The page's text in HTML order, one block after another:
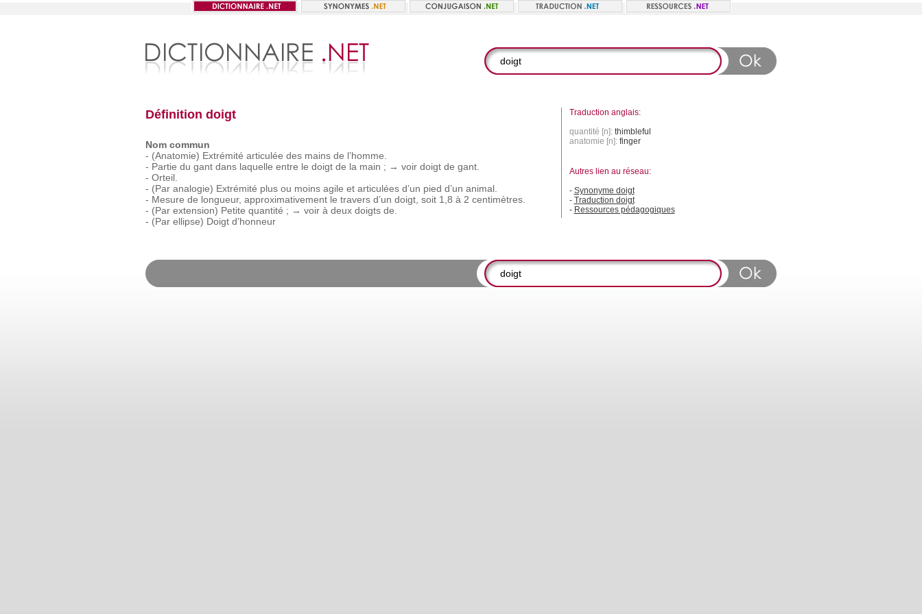
Définition doigt
Nom commun
- (Anatomie) Extrémité articulée des mains de l’homme.
- Partie du gant dans laquelle entre le doigt de la main ; → voir doigt de gant.
- Orteil.
- (Par analogie) Extrémité plus ou moins agile et articulées d’un pied d’un animal.
- Mesure de longueur, approximativement le travers d’un doigt, soit 1,8 à 2 centimètres.
- (Par extension) Petite quantité ; → voir à deux doigts de.
- (Par ellipse) Doigt d’honneur
Traduction anglais:
quantité [n]: thimbleful
anatomie [n]: finger
Autres lien au réseau:
- Synonyme doigt
- Traduction doigt
- Ressources pédagogiques